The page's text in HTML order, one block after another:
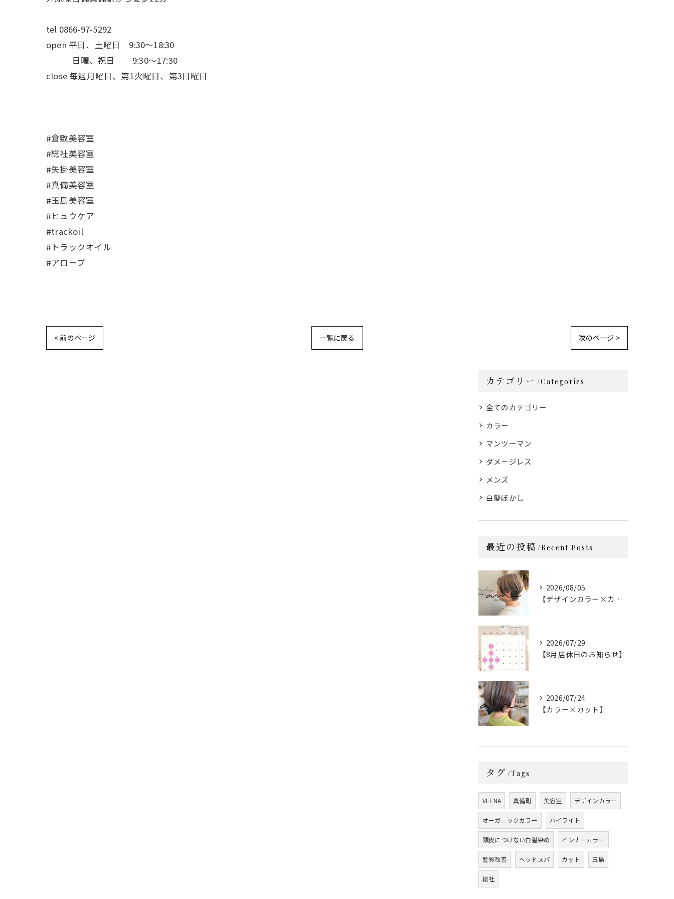
tel 0866-97-5292
open 平日、土曜日 9:30〜18:30
日曜、祝日 9:30〜17:30
close 毎週月曜日、第1火曜日、第3日曜日
#倉敷美容室
#総社美容室
#矢掛美容室
#真備美容室
#玉島美容室
#ヒュウケア
#trackoil
#トラックオイル
#アローブ
< 前のページ 一覧に戻る 次のページ >
カテゴリー Categories
全てのカテゴリー
カラー
マンツーマン
ダメージレス
メンズ
白髪ぼかし
最近の投稿 Recent Posts
2026/08/05
【デザインカラー×カット】
2026/07/29
【8月店休日のお知らせ】
2026/07/24
【カラー×カット】
タグ Tags
VEENA 真備町 美容室 デザインカラー
オーガニックカラー ハイライト
頭皮につけない白髪染め インナーカラー
髪質改善 ヘッドスパ カット 玉島
総社